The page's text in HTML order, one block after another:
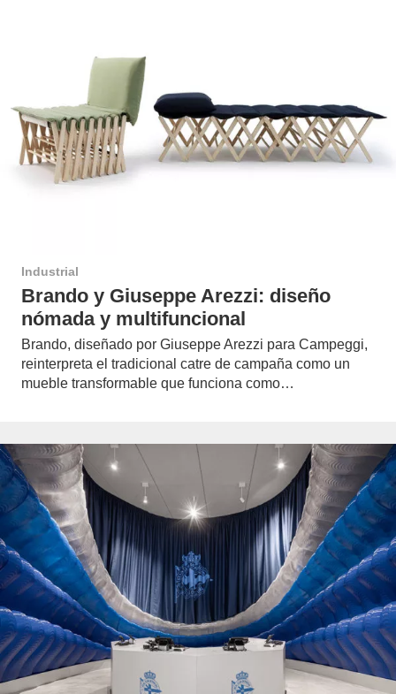
Industrial
Brando y Giuseppe Arezzi: diseño
nómada y multifuncional
Brando, diseñado por Giuseppe Arezzi para Campeggi,
reinterpreta el tradicional catre de campaña como un
mueble transformable que funciona como…